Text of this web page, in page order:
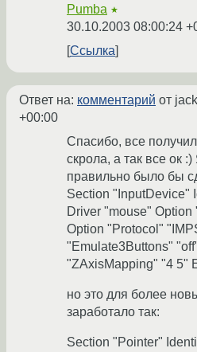
Pumba ★
30.10.2003 08:00:24
Ссылка
Ответ на: комментарий от
+00:00
Спасибо, все
скрола, а так все ок
правильно было бы
Section "InputDevice"
Driver "mouse"
Option "Protocol"
"Emulate3Buttons"
"ZAxisMapping" "4 5"
но это для более
заработало так:
Section "Pointer"